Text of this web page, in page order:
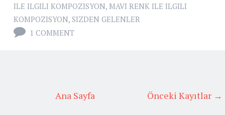
ILE ILGILI KOMPOZISYON, MAVI RENK ILE ILGILI
KOMPOZISYON, SIZDEN GELENLER
1 COMMENT
Önceki Kayıtlar →
Ana Sayfa